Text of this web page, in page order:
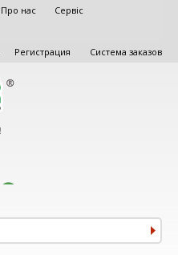
Про нас
Сервіс
Регистрация Система заказов